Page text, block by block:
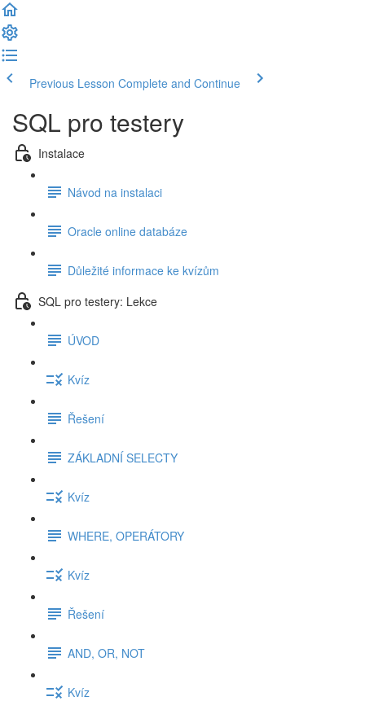
Previous Lesson Complete and Continue
SQL pro testery
Instalace
Návod na instalaci
Oracle online databáze
Důležité informace ke kvízům
SQL pro testery: Lekce
ÚVOD
Kvíz
Řešení
ZÁKLADNÍ SELECTY
Kvíz
WHERE, OPERÁTORY
Kvíz
Řešení
AND, OR, NOT
Kvíz